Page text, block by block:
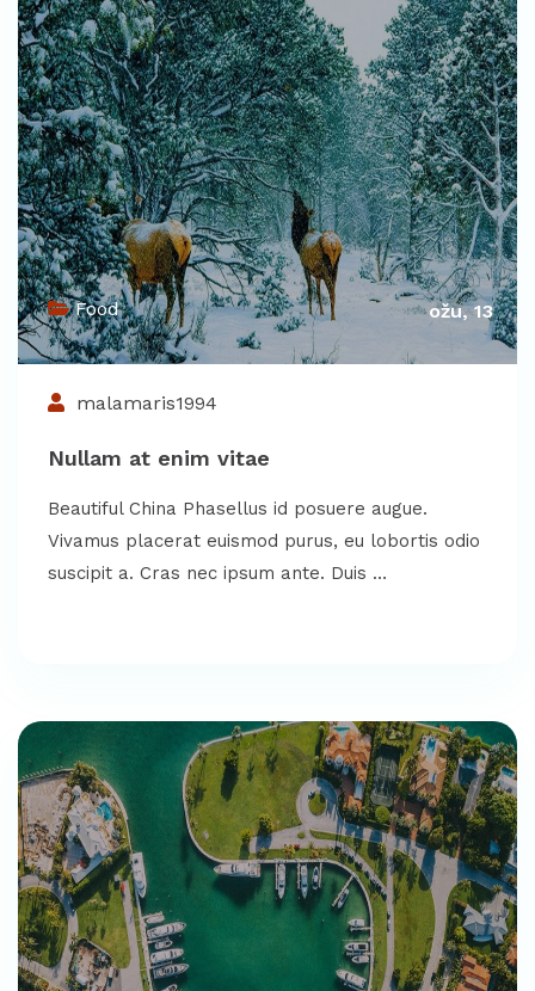
Food ožu, 13
malamaris1994
Nullam at enim vitae
Beautiful China Phasellus id posuere augue.
Vivamus placerat euismod purus, eu lobortis odio
suscipit a. Cras nec ipsum ante. Duis …